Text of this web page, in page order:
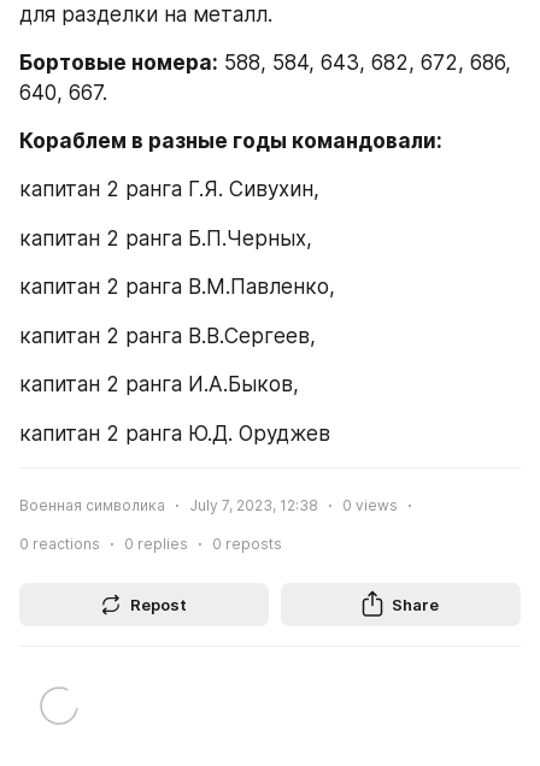
для разделки на металл.
Бортовые номера: 588, 584, 643, 682, 672, 686,
640, 667.
Кораблем в разные годы командовали:
капитан 2 ранга Г.Я. Сивухин,
капитан 2 ранга Б.П.Черных,
капитан 2 ранга В.М.Павленко,
капитан 2 ранга В.В.Сергеев,
капитан 2 ранга И.А.Быков,
капитан 2 ранга Ю.Д. Оруджев
Военная символика July 7, 2023, 12:38 0 views
0 reactions 0 replies 0 reposts
Repost Share